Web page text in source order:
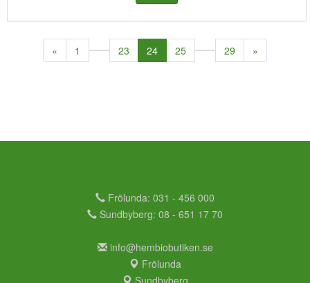
« 1 23 24(current)
25 29 »
Frölunda: 031 - 456 000
Sundbyberg: 08 - 651 17 70
info@hembiobutiken.se
Frölunda
Sundbyberg